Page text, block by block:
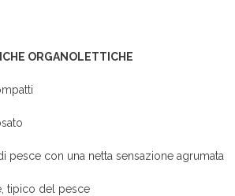
ORGANOLETTICHE
pesce con una netta sensazione agrumata
tipico del pesce